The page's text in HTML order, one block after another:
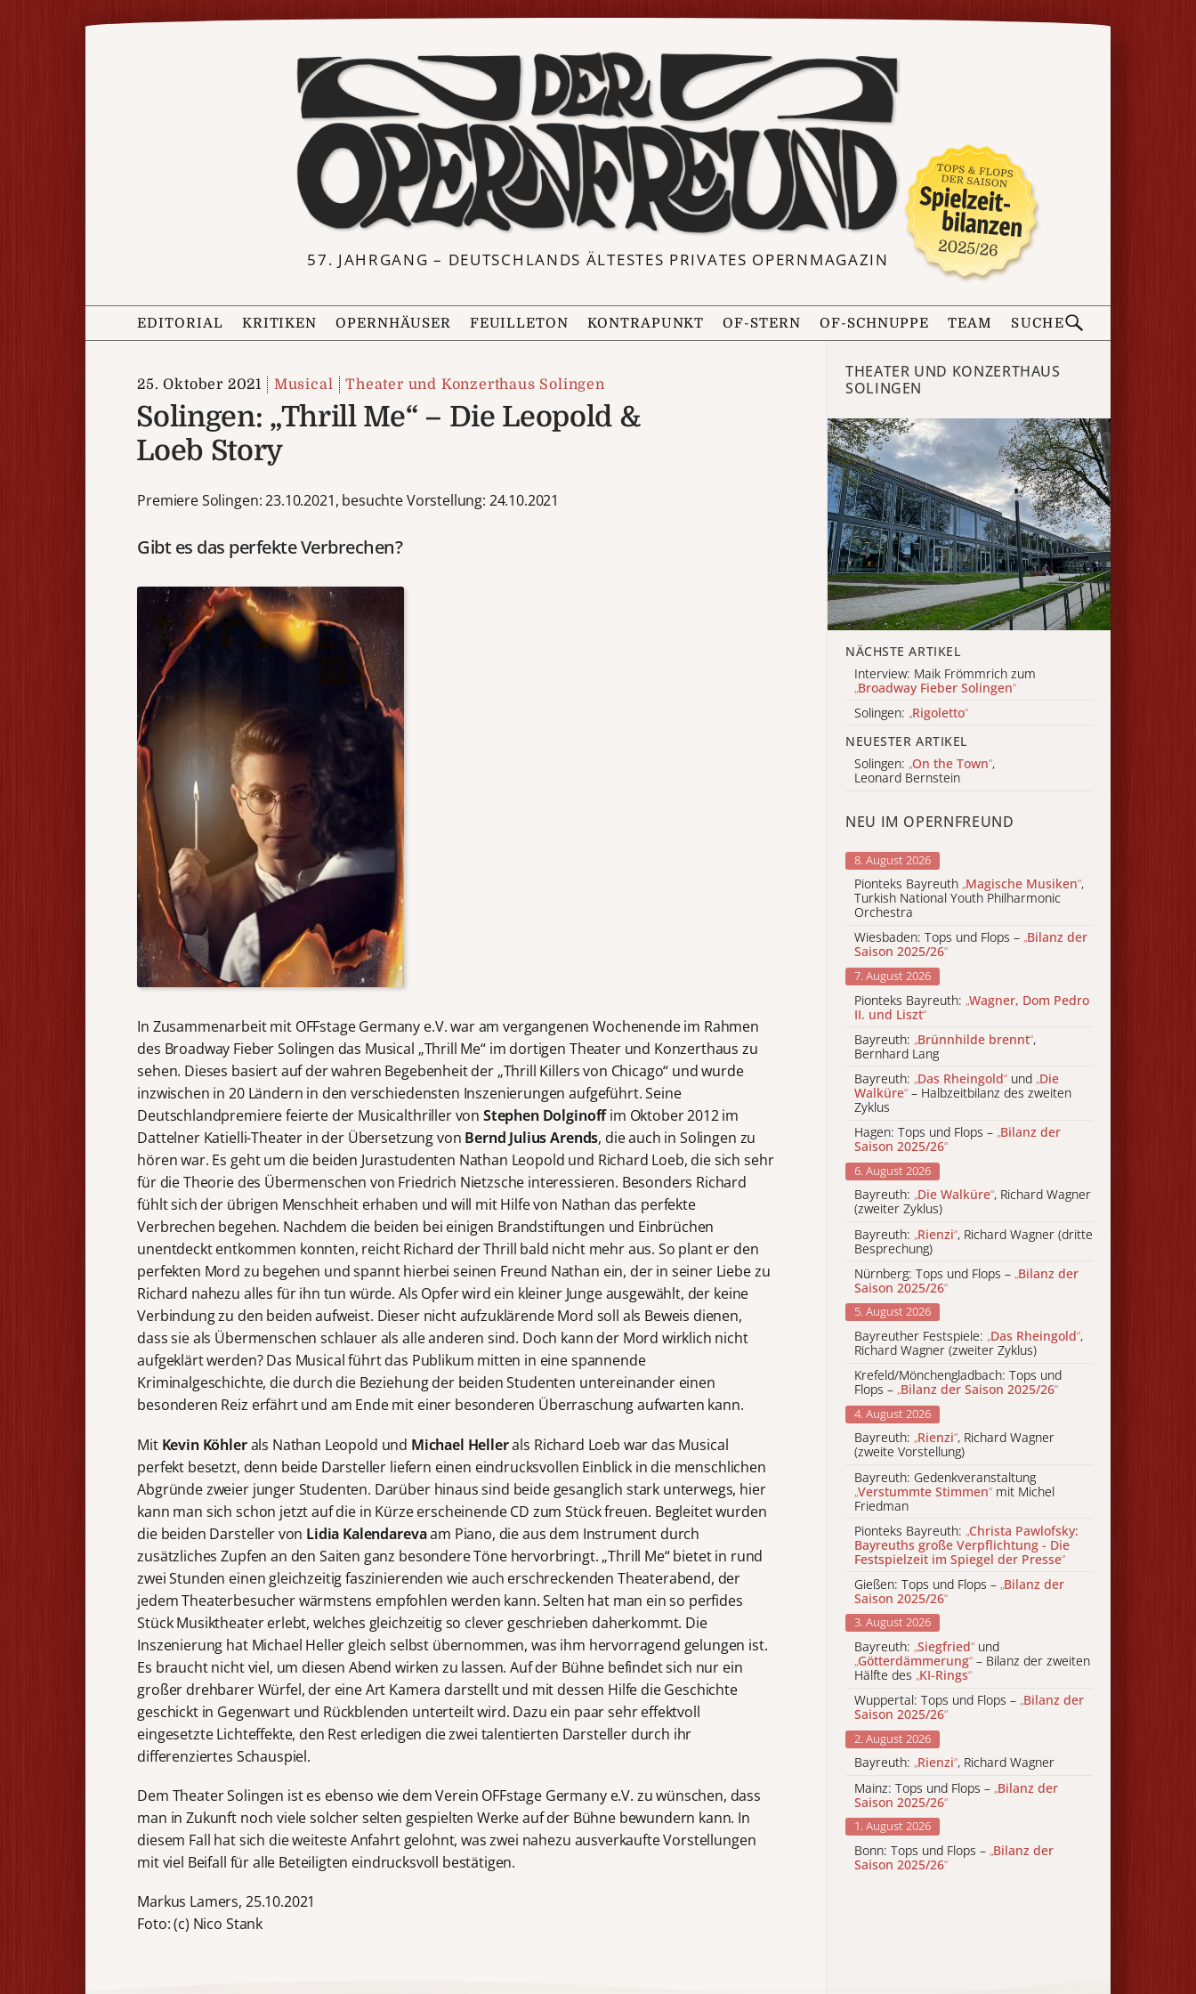
57. JAHRGANG – DEUTSCHLANDS ÄLTESTES PRIVATES OPERNMAGAZIN
EDITORIAL KRITIKEN OPERNHÄUSER FEUILLETON KONTRAPUNKT OF-STERN OF-SCHNUPPE TEAM SUCHE
25. Oktober 2021 Musical Theater und Konzerthaus Solingen
Solingen: „Thrill Me“ – Die Leopold &
Loeb Story
Premiere Solingen: 23.10.2021, besuchte Vorstellung: 24.10.2021
Gibt es das perfekte Verbrechen?
In Zusammenarbeit mit OFFstage Germany e.V. war am vergangenen Wochenende im Rahmen
des Broadway Fieber Solingen das Musical „Thrill Me“ im dortigen Theater und Konzerthaus zu
sehen. Dieses basiert auf der wahren Begebenheit der „Thrill Killers von Chicago“ und wurde
inzwischen in 20 Ländern in den verschiedensten Inszenierungen aufgeführt. Seine
Deutschlandpremiere feierte der Musicalthriller von Stephen Dolginoffim Oktober 2012 im
Dattelner Katielli-Theater in der Übersetzung von Bernd Julius Arends, die auch in Solingen zu
hören war. Es geht um die beiden Jurastudenten Nathan Leopold und Richard Loeb, die sich sehr
für die Theorie des Übermenschen von Friedrich Nietzsche interessieren. Besonders Richard
fühlt sich der übrigen Menschheit erhaben und will mit Hilfe von Nathan das perfekte
Verbrechen begehen. Nachdem die beiden bei einigen Brandstiftungen und Einbrüchen
unentdeckt entkommen konnten, reicht Richard der Thrill bald nicht mehr aus. So plant er den
perfekten Mord zu begehen und spannt hierbei seinen Freund Nathan ein, der in seiner Liebe zu
Richard nahezu alles für ihn tun würde. Als Opfer wird ein kleiner Junge ausgewählt, der keine
Verbindung zu den beiden aufweist. Dieser nicht aufzuklärende Mord soll als Beweis dienen,
dass sie als Übermenschen schlauer als alle anderen sind. Doch kann der Mord wirklich nicht
aufgeklärt werden? Das Musical führt das Publikum mitten in eine spannende
Kriminalgeschichte, die durch die Beziehung der beiden Studenten untereinander einen
besonderen Reiz erfährt und am Ende mit einer besonderen Überraschung aufwarten kann.
Mit Kevin Köhlerals Nathan Leopold und Michael Hellerals Richard Loeb war das Musical
perfekt besetzt, denn beide Darsteller liefern einen eindrucksvollen Einblick in die menschlichen
Abgründe zweier junger Studenten. Darüber hinaus sind beide gesanglich stark unterwegs, hier
kann man sich schon jetzt auf die in Kürze erscheinende CD zum Stück freuen. Begleitet wurden
die beiden Darsteller von Lidia Kalendarevaam Piano, die aus dem Instrument durch
zusätzliches Zupfen an den Saiten ganz besondere Töne hervorbringt. „Thrill Me“ bietet in rund
zwei Stunden einen gleichzeitig faszinierenden wie auch erschreckenden Theaterabend, der
jedem Theaterbesucher wärmstens empfohlen werden kann. Selten hat man ein so perfides
Stück Musiktheater erlebt, welches gleichzeitig so clever geschrieben daherkommt. Die
Inszenierung hat Michael Heller gleich selbst übernommen, was ihm hervorragend gelungen ist.
Es braucht nicht viel, um diesen Abend wirken zu lassen. Auf der Bühne befindet sich nur ein
großer drehbarer Würfel, der eine Art Kamera darstellt und mit dessen Hilfe die Geschichte
geschickt in Gegenwart und Rückblenden unterteilt wird. Dazu ein paar sehr effektvoll
eingesetzte Lichteffekte, den Rest erledigen die zwei talentierten Darsteller durch ihr
differenziertes Schauspiel.
Dem Theater Solingen ist es ebenso wie dem Verein OFFstage Germany e.V. zu wünschen, dass
man in Zukunft noch viele solcher selten gespielten Werke auf der Bühne bewundern kann. In
diesem Fall hat sich die weiteste Anfahrt gelohnt, was zwei nahezu ausverkaufte Vorstellungen
mit viel Beifall für alle Beteiligten eindrucksvoll bestätigen.
Markus Lamers, 25.10.2021
Foto: (c) Nico Stank
THEATER UND KONZERTHAUS
SOLINGEN
NÄCHSTE ARTIKEL
Interview: Maik Frömmrich zum
„Broadway Fieber Solingen“
Solingen: „Rigoletto“
NEUESTER ARTIKEL
Solingen: „On the Town“,
Leonard Bernstein
NEU IM OPERNFREUND
8. August 2026
Pionteks Bayreuth „Magische Musiken“,
Turkish National Youth Philharmonic
Orchestra
Wiesbaden: Tops und Flops – „Bilanz der
Saison 2025/26“
7. August 2026
Pionteks Bayreuth: „Wagner, Dom Pedro
II. und Liszt“
Bayreuth: „Brünnhilde brennt“,
Bernhard Lang
Bayreuth: „Das Rheingold“ und „Die
Walküre“ – Halbzeitbilanz des zweiten
Zyklus
Hagen: Tops und Flops – „Bilanz der
Saison 2025/26“
6. August 2026
Bayreuth: „Die Walküre“, Richard Wagner
(zweiter Zyklus)
Bayreuth: „Rienzi“, Richard Wagner (dritte
Besprechung)
Nürnberg: Tops und Flops – „Bilanz der
Saison 2025/26“
5. August 2026
Bayreuther Festspiele: „Das Rheingold“,
Richard Wagner (zweiter Zyklus)
Krefeld/Mönchengladbach: Tops und
Flops – „Bilanz der Saison 2025/26“
4. August 2026
Bayreuth: „Rienzi“, Richard Wagner
(zweite Vorstellung)
Bayreuth: Gedenkveranstaltung
„Verstummte Stimmen“ mit Michel
Friedman
Pionteks Bayreuth: „Christa Pawlofsky:
Bayreuths große Verpflichtung - Die
Festspielzeit im Spiegel der Presse“
Gießen: Tops und Flops – „Bilanz der
Saison 2025/26“
3. August 2026
Bayreuth: „Siegfried“ und
„Götterdämmerung“ – Bilanz der zweiten
Hälfte des „KI-Rings“
Wuppertal: Tops und Flops – „Bilanz der
Saison 2025/26“
2. August 2026
Bayreuth: „Rienzi“, Richard Wagner
Mainz: Tops und Flops – „Bilanz der
Saison 2025/26“
1. August 2026
Bonn: Tops und Flops – „Bilanz der
Saison 2025/26“